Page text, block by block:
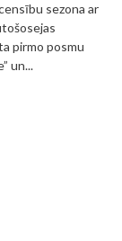
sezona ar
pirmo posmu
un...